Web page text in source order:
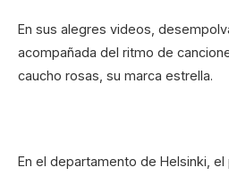
En sus alegres videos,
acompañada del ritmo de
caucho rosas, su marca estrella.
En el departamento de Helsinki,